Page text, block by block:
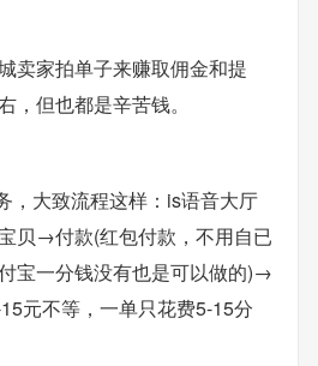
卖家拍单子来赚取佣金和提
，但也都是辛苦钱。
，大致流程这样：is语音大厅
贝→付款(红包付款，不用自已
宝一分钱没有也是可以做的)→
元不等，一单只花费5-15分